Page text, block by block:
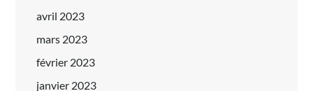
avril 2023
mars 2023
février 2023
janvier 2023